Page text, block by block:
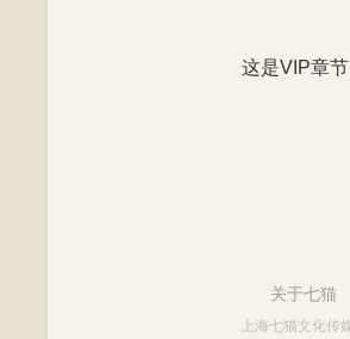
这是VIP章
关于七猫
上海七猫文化传